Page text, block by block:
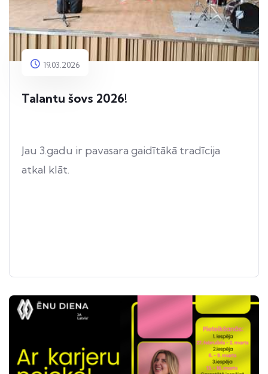
19.03.2026
Talantu šovs 2026!
Jau 3.gadu ir pavasara gaidītākā tradīcija
atkal klāt.